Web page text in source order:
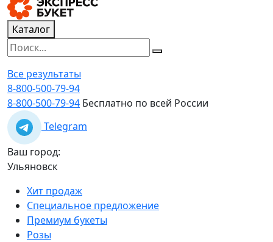
Каталог
Все результаты
8-800-500-79-94
8-800-500-79-94 Бесплатно по всей России
Telegram
Ваш город:
Ульяновск
Хит продаж
Специальное предложение
Премиум букеты
Розы